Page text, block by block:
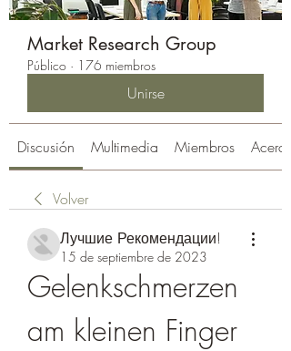
Market Research Group
Público · 176 miembros
Unirse
Discusión Multimedia Miembros Acerca
Volver
Лучшие Рекомендации!
15 de septiembre de 2023
Gelenkschmerzen
am kleinen Finger